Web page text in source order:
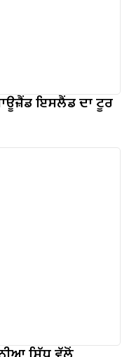
ਇਸਲੈਂਡ ਦਾ ਟੂਰ